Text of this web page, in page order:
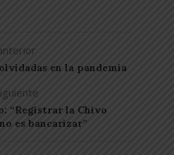
en la pandemia
“Registrar la Chivo
es bancarizar”